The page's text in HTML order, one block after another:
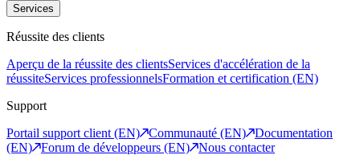
Services
Réussite des clients
Aperçu de la réussite des clientsServices d'accélération de la
réussiteServices professionnelsFormation et certification (EN)
Support
Portail support client (EN)
Communauté (EN)
Documentation
(EN)
Forum de développeurs (EN) Nous contacter